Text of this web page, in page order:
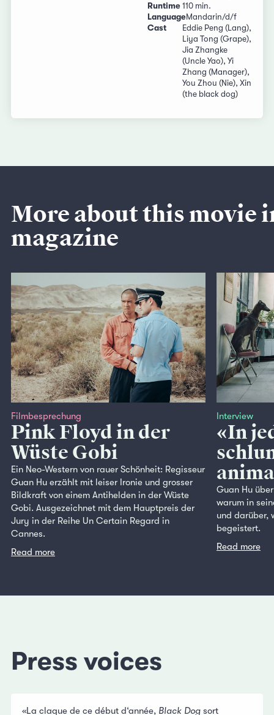
Runtime 110 min.
LanguageMandarin/d/f
Cast
Eddie Peng (Lang),
Liya Tong (Grape),
Jia Zhangke
(Uncle Yao), Yi
Zhang (Manager),
You Zhou (Nie), Xin
(the black dog)
More about this movie
magazine
Filmbesprechung
Pink Floyd in der
Wüste Gobi
Ein Neo-Western von rauer Schönheit: Regisseur
Guan Hu erzählt mit leiser Ironie und grosser
Bildkraft von einem Antihelden in der Wüste
Gobi. Ausgezeichnet mit dem Hauptpreis der
Jury in der Reihe Un Certain Regard in
Cannes.
Read more
Interview
«In
Guan Hu
warum in
und darüber,
begeistert.
Read more
Press voices
«La claque de ce début d‘année, Black Dog sort